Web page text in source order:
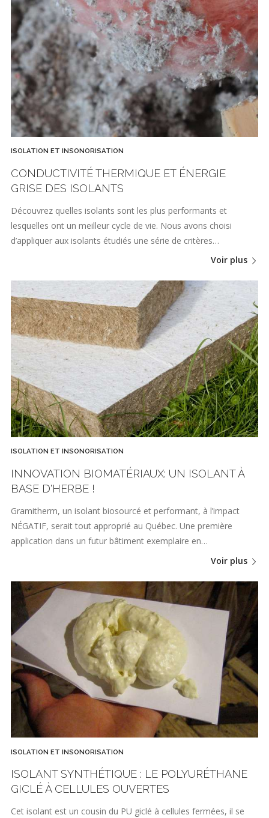
ISOLATION ET INSONORISATION
CONDUCTIVITÉ THERMIQUE ET ÉNERGIE
GRISE DES ISOLANTS
Découvrez quelles isolants sont les plus performants et
lesquelles ont un meilleur cycle de vie. Nous avons choisi
d’appliquer aux isolants étudiés une série de critères…
Voir plus
ISOLATION ET INSONORISATION
INNOVATION BIOMATÉRIAUX: UN ISOLANT À
BASE D'HERBE !
Gramitherm, un isolant biosourcé et performant, à l’impact
NÉGATIF, serait tout approprié au Québec. Une première
application dans un futur bâtiment exemplaire en…
Voir plus
ISOLATION ET INSONORISATION
ISOLANT SYNTHÉTIQUE : LE POLYURÉTHANE
GICLÉ À CELLULES OUVERTES
Cet isolant est un cousin du PU giclé à cellules fermées, il se